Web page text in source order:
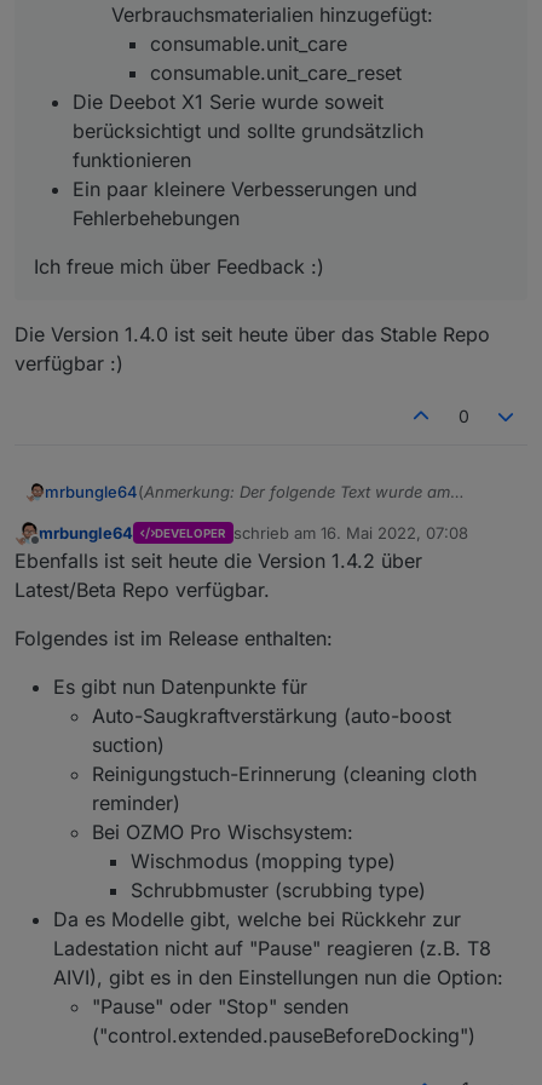
Verbrauchsmaterialien hinzugefügt:
consumable.unit_care
consumable.unit_care_reset
Die Deebot X1 Serie wurde soweit
berücksichtigt und sollte grundsätzlich
funktionieren
Ein paar kleinere Verbesserungen und
Fehlerbehebungen
Ich freue mich über Feedback :)
Die Version 1.4.0 ist seit heute über das Stable Repo
verfügbar :)
0
mrbungle64(Anmerkung: Der folgende Text wurde am
aktualisiert)
Hallo zusammen,
ich möchte hier über den Status des Ecovacs
Deebot Adapters berichten
und natürlich auch nach Eurer Meinung fragen,
soweit alles damit umsetzen könnt, was Ihr Euch
so vorgestellt habt ( Bitte dabei aber realistisch
bleiben und auch den aktuellen Status
berücksichtigen ;) ).
Aktuelle Versionen
Stadiu
m
Stable 1.4.14
04.02.2024 /
20.02.2024
Beta 1.4.15 16.03.2024
Alpha
1.4.16-
alpha.2
09.05.2024
Offline
mrbungle64 DEVELOPER schrieb am 16. Mai 2022, 07:08
zuletzt editiert von
Ebenfalls ist seit heute die Version 1.4.2 über
Latest/Beta Repo verfügbar.
Folgendes ist im Release enthalten:
Es gibt nun Datenpunkte für
Auto-Saugkraftverstärkung (auto-boost
suction)
Reinigungstuch-Erinnerung (cleaning cloth
reminder)
Bei OZMO Pro Wischsystem:
Wischmodus (mopping type)
Schrubbmuster (scrubbing type)
Da es Modelle gibt, welche bei Rückkehr zur
Ladestation nicht auf "Pause" reagieren (z.B. T8
AIVI), gibt es in den Einstellungen nun die Option:
"Pause" oder "Stop" senden
("control.extended.pauseBeforeDocking")